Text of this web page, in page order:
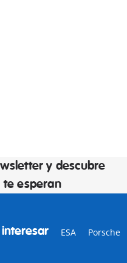
y descubre
te esperan
ESA Porsche